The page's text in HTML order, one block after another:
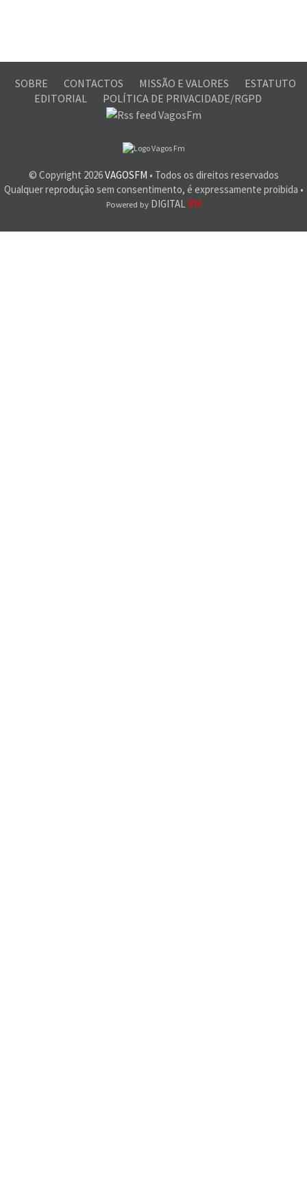
SOBRE CONTACTOS MISSÃO E VALORES
ESTATUTO
EDITORIAL
POLÍTICA DE PRIVACIDADE/RGPD
© Copyright 2026VAGOSFM • Todos os direitos reservados
Qualquer reprodução sem consentimento, é expressamente proibida •
Powered byDIGITAL RM